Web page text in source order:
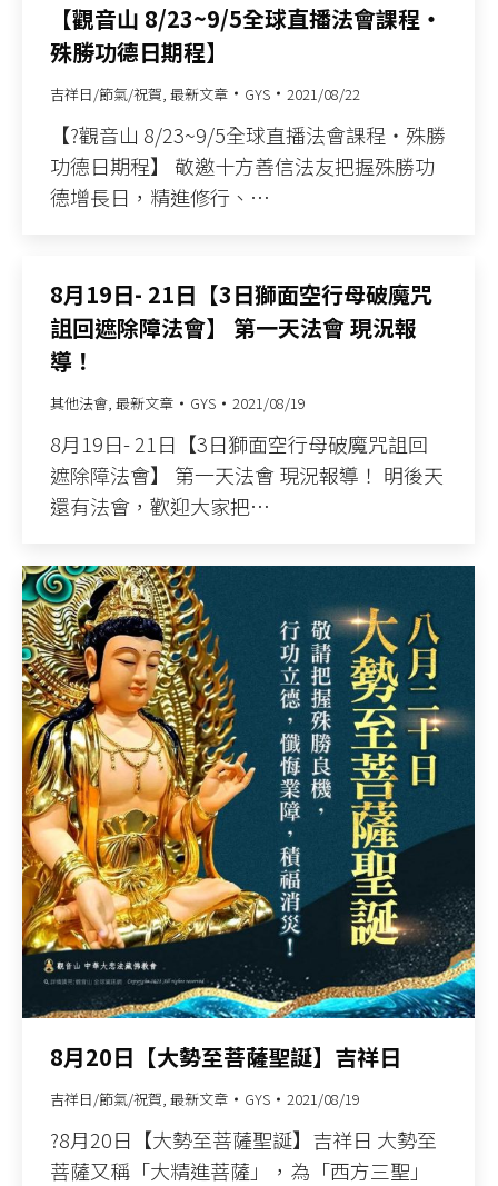
【觀音山 8/23~9/5全球直播法會課程‧
殊勝功德日期程】
吉祥日/節氣/祝賀 最新文章 GYS 2021/08/22
【?觀音山 8/23~9/5全球直播法會課程‧殊勝
功德日期程】 敬邀十方善信法友把握殊勝功
德增長日，精進修行、…
8月19日- 21日【3日獅面空行母破魔咒
詛回遮除障法會】 第一天法會 現況報
導！
其他法會, 最新文章 GYS 2021/08/19
8月19日- 21日【3日獅面空行母破魔咒詛回
遮除障法會】 第一天法會 現況報導！ 明後天
還有法會，歡迎大家把…
8月20日【大勢至菩薩聖誕】吉祥日
吉祥日/節氣/祝賀, 最新文章 GYS 2021/08/19
?8月20日【大勢至菩薩聖誕】吉祥日 大勢至
菩薩又稱「大精進菩薩」，為「西方三聖」